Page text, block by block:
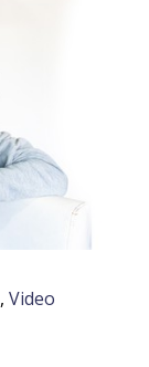
, Video